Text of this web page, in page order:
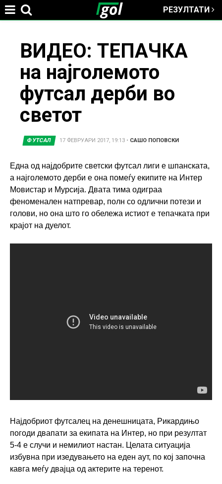
РЕЗУЛТАТИ
here
ВИДЕО: ТЕПАЧКА
на најголемото
футсал дерби во
светот
ФУТСАЛ 17 ФЕВРУАРИ 2017, 19:13• САШО ПОПОВСКИ
Една од најдобрите светски футсал лиги е шпанската,
а најголемото дерби е она помеѓу екипите на Интер
Мовистар и Мурсија. Двата тима одиграа
феноменален натпревар, полн со одлични потези и
голови, но она што го обележа истиот е тепачката при
крајот на дуелот.
Најдобриот футсалец на денешницата, Рикардињо
погоди двапати за екипата на Интер, но при резултат
5-4 е случи и немилиот настан. Целата ситуација
избувна при изедувањето на еден аут, по кој започна
кавга меѓу двајца од актерите на теренот.